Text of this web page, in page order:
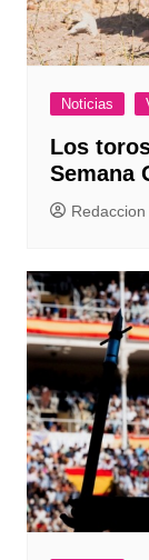
Noticias
Los
Semana
Redaccion